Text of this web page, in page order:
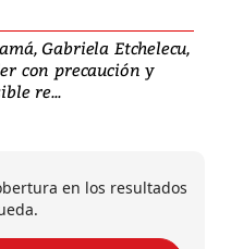
Gabriela Etchelecu,
con precaución y
re...
en los resultados